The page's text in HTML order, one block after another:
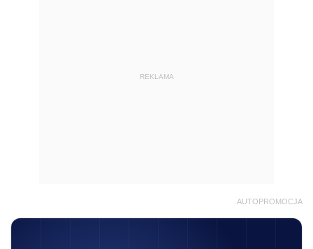
REKLAMA
AUTOPROMOCJA